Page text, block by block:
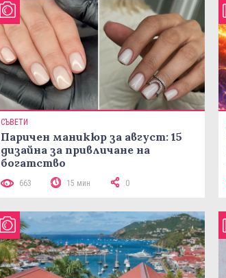
СЪВЕТИ
Паричен маникюр за август: 15
дизайна за привличане на
богатство
663 15 мин 0